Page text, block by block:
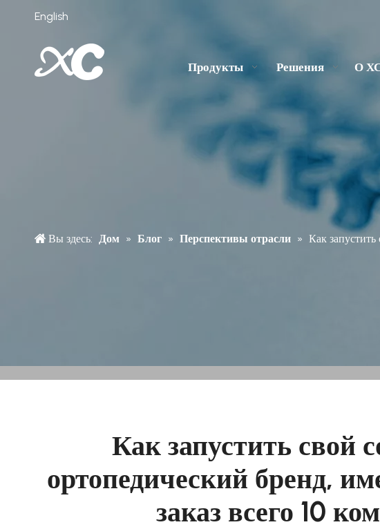
English
Продукты Решения О
Вы здесь: Дом » Блог » Перспективы отрасли » Как
Как запустить свой
ортопедический бренд,
заказ всего 10